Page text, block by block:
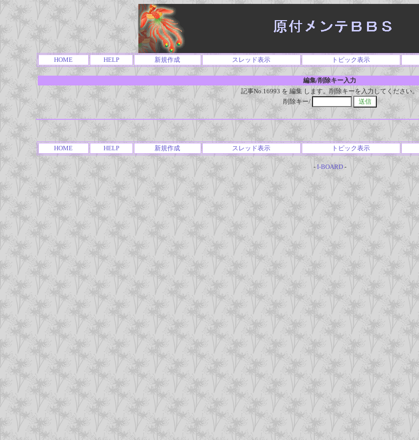
HOME HELP 新規作成 スレッド表示 トピック表示
編集/削除キー入力
記事No.16993 を 編集 します。削除キーを入力してください。
削除キー/
HOME HELP 新規作成 スレッド表示 トピック表示
- I-BOARD-